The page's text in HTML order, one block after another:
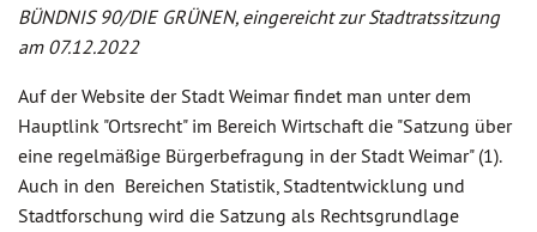
BÜNDNIS 90/DIE GRÜNEN, eingereicht zur Stadtratssitzung
am 07.12.2022
Auf der Website der Stadt Weimar findet man unter dem
Hauptlink "Ortsrecht" im Bereich Wirtschaft die "Satzung über
eine regelmäßige Bürgerbefragung in der Stadt Weimar" (1).
Auch in den Bereichen Statistik, Stadtentwicklung und
Stadtforschung wird die Satzung als Rechtsgrundlage